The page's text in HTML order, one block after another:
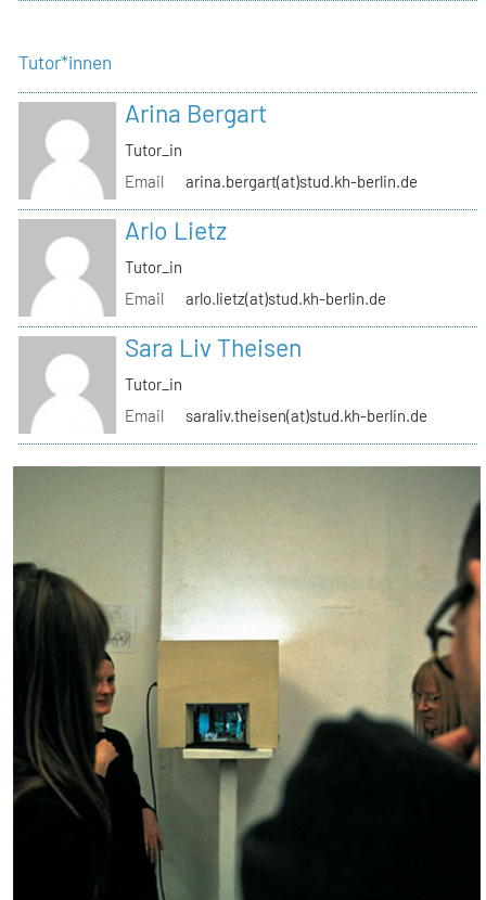
Tutor*innen
Arina Bergart
Tutor_in
Email
arina.bergart(at)stud.kh-berlin.de
Arlo Lietz
Tutor_in
Email
arlo.lietz(at)stud.kh-berlin.de
Sara Liv Theisen
Tutor_in
Email
saraliv.theisen(at)stud.kh-berlin.de